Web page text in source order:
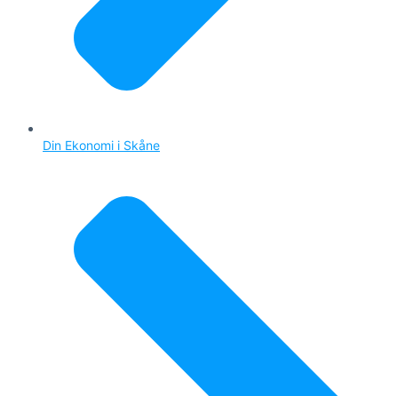
Din Ekonomi i Skåne